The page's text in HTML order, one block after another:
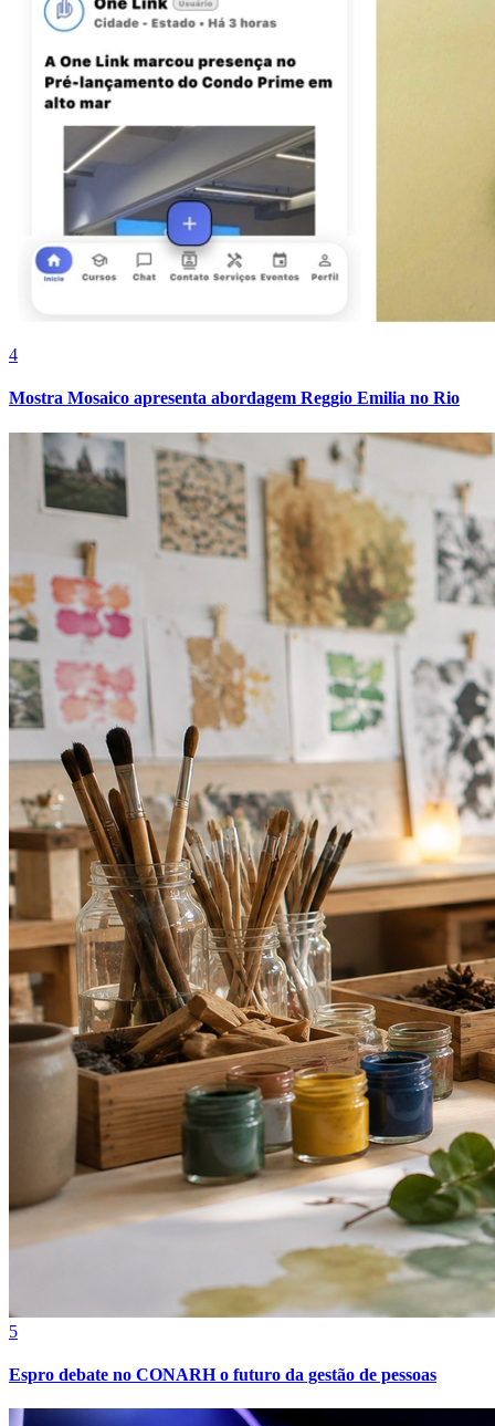
Athletico-PR
Bragantino
Vitória
4
Mostra Mosaico apresenta abordagem Reggio Emilia no Rio
5
Espro debate no CONARH o futuro da gestão de pessoas